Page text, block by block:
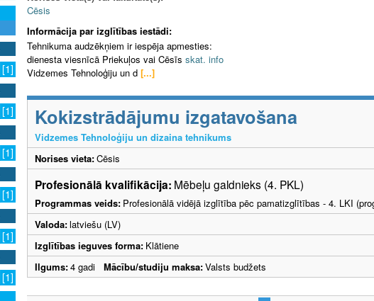
[1]
[1]
[1]
[1]
[1]
[1]
Cēsis
Informācija par izglītības iestādi:
Tehnikuma audzēkņiem ir iespēja apmesties:
dienesta viesnīcā Priekuļos vai Cēsīs skat. info
Vidzemes Tehnoloģiju un d [...]
Kokizstrādājumu izgatavošana
Vidzemes Tehnoloģiju un dizaina tehnikums
Norises vieta:Cēsis
Profesionālā kvalifikācija: Mēbeļu galdnieks (4. PKL)
Programmas veids: Profesionālā vidējā izglītība pēc pamatizglītības - 4. LKI
Valoda:latviešu (LV)
Izglītības ieguves forma: Klātiene
Ilgums:4 gadi Mācību/studiju maksa:Valsts budžets